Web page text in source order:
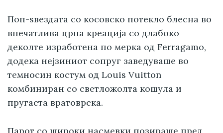
Поп-ѕвездата со косовско потекло блесна во
впечатлива црна креација со длабоко
деколте изработена по мерка од Ferragamo,
додека нејзиниот сопруг заведуваше во
темносин костум од Louis Vuitton
комбиниран со светложолта кошула и
пругаста вратоврска.
Парот со широки насмевки позираше пред